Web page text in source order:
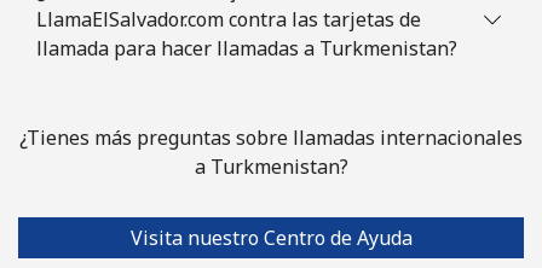
LlamaElSalvador.com contra las tarjetas de
llamada para hacer llamadas a Turkmenistan?
¿Tienes más preguntas sobre llamadas internacionales
a Turkmenistan?
Visita nuestro Centro de Ayuda